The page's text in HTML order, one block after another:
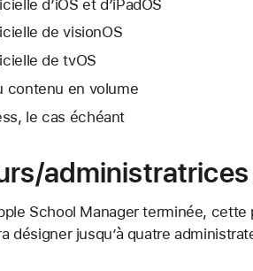
d’iOS et d’iPadOS
de visionOS
de tvOS
contenu en volume
le cas échéant
administratrices
School Manager terminée,
désigner jusqu’à quatre